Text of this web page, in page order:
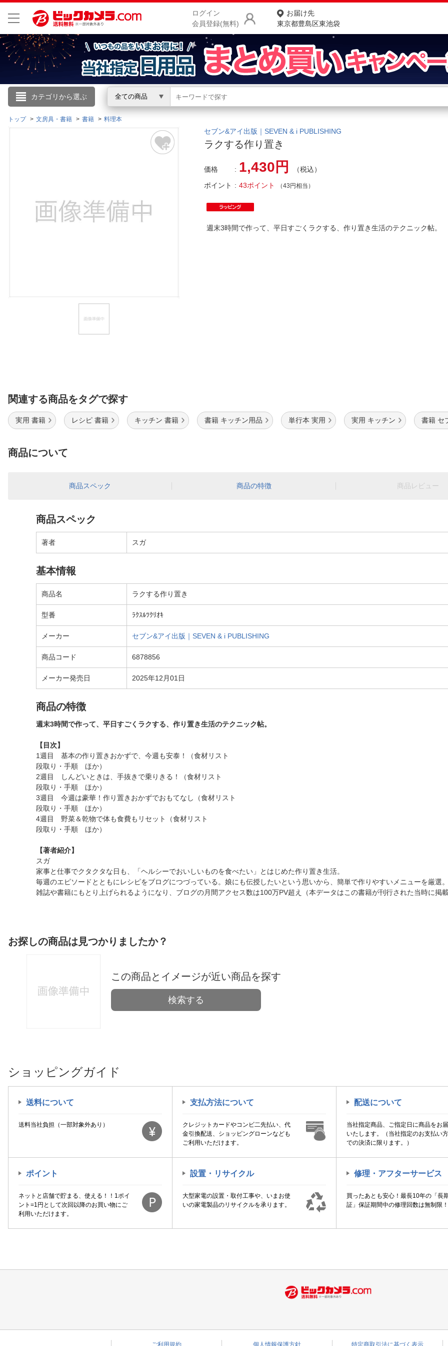
ログイン
会員登録(無料)
お届け先
東京都豊島区東池袋
カテゴリから選ぶ 全ての商品
こんにちは
ログイン
閲覧履歴
商品をさがす
ランキングからさがす
カテゴリ一覧からさがす
お客様サポート
よくある質問・お問合せ
トップ 文房具・書籍 書籍 料理本
セブン&アイ出版｜SEVEN & i PUBLISHING
ラクする作り置き
価格 1,430円
（税込）
ポイント
43ポイント （43円相当）
週末3時間で作って、平日すごくラクする、作り置き生活のテクニック帖
関連する商品をタグで探す
実用 書籍 レシピ 書籍 キッチン 書籍 書籍 キッチン用品 単行本 実用 実用 キッチン 書籍 セ
商品について
商品スペック 商品の特徴 商品レビュー
商品スペック
著者 スガ
基本情報
商品名 ラクする作り置き
型番 ﾗｸｽﾙﾂｸﾘｵｷ
メーカー セブン&アイ出版｜SEVEN & i PUBLISHING
商品コード 6878856
メーカー発売日 2025年12月01日
商品の特徴
週末3時間で作って、平日すごくラクする、作り置き生活のテクニック帖。
【目次】
1週目 基本の作り置きおかずで、今週も安泰！（食材リスト
段取り・手順 ほか）
2週目 しんどいときは、手抜きで乗りきる！（食材リスト
段取り・手順 ほか）
3週目 今週は豪華！作り置きおかずでおもてなし（食材リスト
段取り・手順 ほか）
4週目 野菜＆乾物で体も食費もリセット（食材リスト
段取り・手順 ほか）
【著者紹介】
スガ
家事と仕事でクタクタな日も、「ヘルシーでおいしいものを食べたい」とはじめた作り置き生活。
毎週のエピソードとともにレシピをブログにつづっている。娘にも伝授したいという思いから、簡単で作りやすいメニューを厳選。
雑誌や書籍にもとり上げられるようになり、ブログの月間アクセス数は100万PV超え（本データはこの書籍が刊行された当時に掲
お探しの商品は見つかりましたか？
この商品とイメージが近い商品を探す
検索する
ショッピングガイド
送料について
送料当社負担（一部対象外あり）
支払方法について
クレジットカードやコンビ二先払い、代
金引換配送、ショッピングローンなども
ご利用いただけます。
配送について
当社指定商品、ご指定日に商品をお
いたします。（当社指定のお支払い
での決済に限ります。）
ポイント
ネットと店舗で貯まる、使える！！1ポイ
ント=1円として次回以降のお買い物にご
利用いただけます。
設置・リサイクル
大型家電の設置・取付工事や、いまお使
いの家電製品のリサイクルを承ります。
修理・アフターサービス
買ったあとも安心！最長10年の「長
証」保証期間中の修理回数は無制限！
ご利用規約 個人情報保護方針 特定商取引法に基づく表示